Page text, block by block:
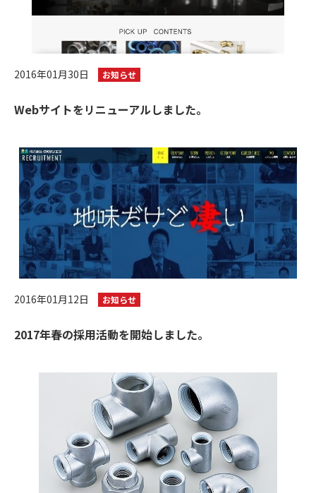
2016年01月30日 お知らせ
Webサイトをリニューアルしました。
2016年01月12日 お知らせ
2017年春の採用活動を開始しました。